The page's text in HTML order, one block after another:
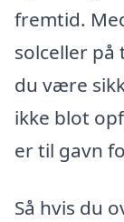
fremtid.
solceller på
du være
ikke blot
er til gavn
Så hvis du